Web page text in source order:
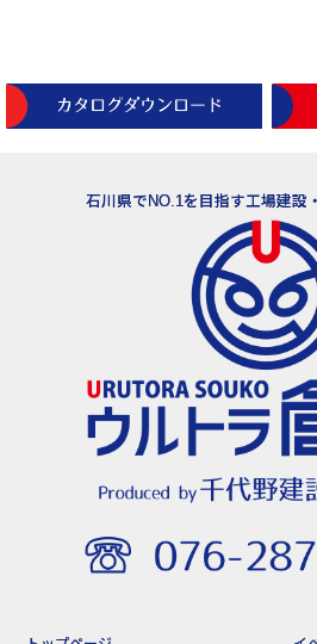
石川県でNO.1を目指す工場建設